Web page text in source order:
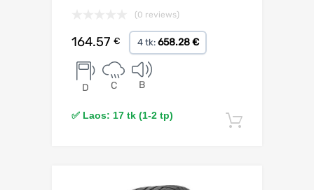
(0 reviews)
164.57 € 4 tk: 658.28 €
D C B
✅ Laos: 17 tk (1-2 tp)